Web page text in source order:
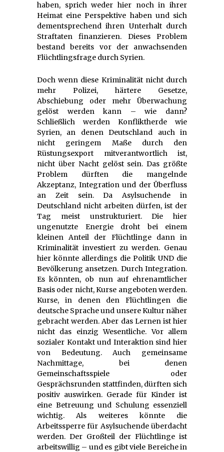
haben, sprich weder hier noch in ihrer
Heimat eine Perspektive haben und sich
dementsprechend ihren Unterhalt durch
Straftaten finanzieren. Dieses Problem
bestand bereits vor der anwachsenden
Flüchtlingsfrage durch Syrien.
Doch wenn diese Kriminalität nicht durch
mehr Polizei, härtere Gesetze,
Abschiebung oder mehr Überwachung
gelöst werden kann – wie dann?
Schließlich werden Konfliktherde wie
Syrien, an denen Deutschland auch in
nicht geringem Maße durch den
Rüstungsexport mitverantwortlich ist,
nicht über Nacht gelöst sein. Das größte
Problem dürften die mangelnde
Akzeptanz, Integration und der Überfluss
an Zeit sein. Da Asylsuchende in
Deutschland nicht arbeiten dürfen, ist der
Tag meist unstrukturiert. Die hier
ungenutzte Energie droht bei einem
kleinen Anteil der Flüchtlinge dann in
Kriminalität investiert zu werden. Genau
hier könnte allerdings die Politik UND die
Bevölkerung ansetzen. Durch Integration.
Es könnten, ob nun auf ehrenamtlicher
Basis oder nicht, Kurse angeboten werden.
Kurse, in denen den Flüchtlingen die
deutsche Sprache und unsere Kultur näher
gebracht werden. Aber das Lernen ist hier
nicht das einzig Wesentliche. Vor allem
sozialer Kontakt und Interaktion sind hier
von Bedeutung. Auch gemeinsame
Nachmittage, bei denen
Gemeinschaftsspiele oder
Gesprächsrunden stattfinden, dürften sich
positiv auswirken. Gerade für Kinder ist
eine Betreuung und Schulung essenziell
wichtig. Als weiteres könnte die
Arbeitssperre für Asylsuchende überdacht
werden. Der Großteil der Flüchtlinge ist
arbeitswillig – und es gibt viele Bereiche in